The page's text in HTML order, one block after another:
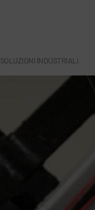
SOLUZIONI INDUSTRIALI